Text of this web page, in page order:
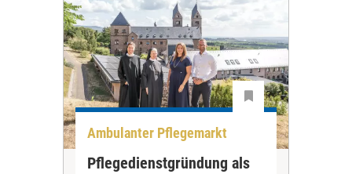
Ambulanter Pflegemarkt
Pflegedienstgründung als